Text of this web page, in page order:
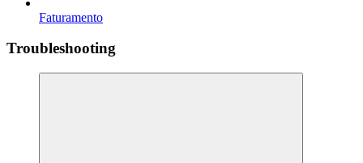
Faturamento
Troubleshooting